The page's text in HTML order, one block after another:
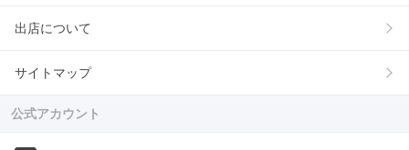
出店について
サイトマップ
公式アカウント